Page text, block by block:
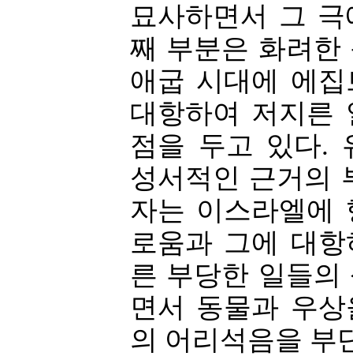
묘사하면서 그
째 부분은 화려한
애굽 시대에 에
대항하여 저지른
점을 두고 있다.
성서적인 근거의
자는 이스라엘에
로움과 그에 대
른 부당한 일들의
면서 동물과 우
의 어리석음을 부